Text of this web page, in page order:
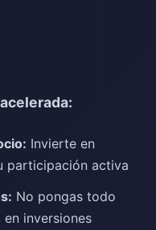
Invierte en
participación activa
No pongas todo
inversiones